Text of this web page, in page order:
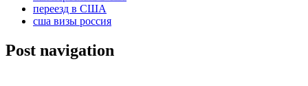
переезд в США
сша визы россия
Post navigation